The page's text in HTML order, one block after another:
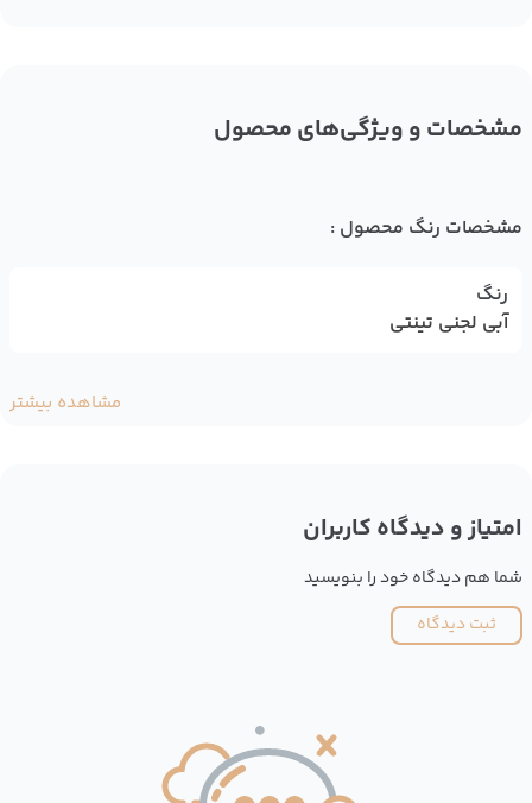
مشخصات و ویژگی‌های محصول
مشخصات رنگ محصول :
رنگ
آبی لجنی تینتی
مشاهده بیشتر
امتیاز و دیدگاه کاربران
شما هم دیدگاه خود را بنویسید
ثبت دیدگاه